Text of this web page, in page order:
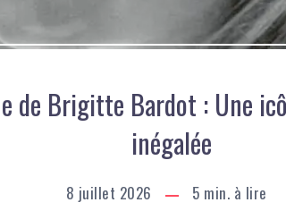
de Brigitte Bardot : Une
inégalée
8 juillet 2026 5 min. à lire